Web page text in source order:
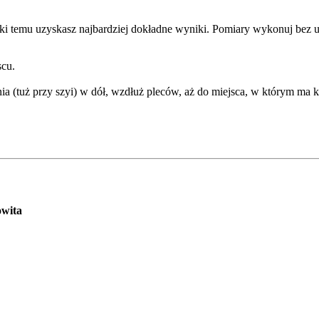
uzyskasz najbardziej dokładne wyniki. Pomiary wykonuj
(tuż przy szyi) w dół, wzdłuż pleców, aż do miejsca, w którym ma